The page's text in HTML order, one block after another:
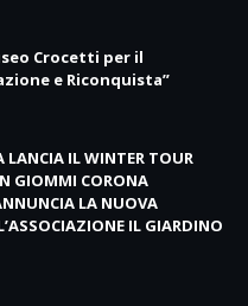
Crocetti per il
e Riconquista”
LANCIA IL WINTER TOUR
GIOMMI CORONA
LA NUOVA
IL GIARDINO